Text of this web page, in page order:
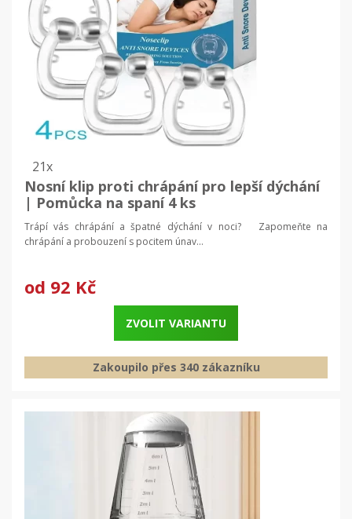
21x
Nosní klip proti chrápání pro lepší dýchání
| Pomůcka na spaní 4 ks
Trápí vás chrápání a špatné dýchání v noci? Zapomeňte na
chrápání a probouzení s pocitem únav...
od 92 Kč
ZVOLIT VARIANTU
Zakoupilo přes 340 zákazníku